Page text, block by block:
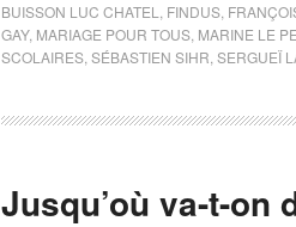
BUISSON LUC CHATEL
FINDUS
GAY, MARIAGE POUR TOUS MARINE LE
SCOLAIRES SÉBASTIEN SIHR SERGUEÏ
Jusqu’où va-t-on